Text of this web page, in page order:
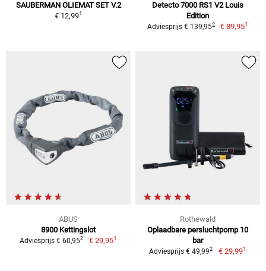
SAUBERMAN OLIEMAT SET V.2
€ 12,991
Detecto 7000 RS1 V2 Louis
Edition
Adviesprijs € 139,952 € 89,951
ABUS
8900 Kettingslot
Adviesprijs € 60,952 € 29,951
Rothewald
Oplaadbare persluchtpomp 10
bar
Adviesprijs € 49,992 € 29,991